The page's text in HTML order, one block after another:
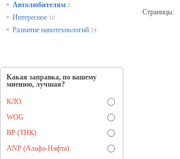
* Автолюбителям 3
* Интересное 10
* Развитие нанотехнологий 24
Какая заправка, по вашему
мнению, лучшая?
КЛО
WOG
BP (ТНК)
ANP (Альфа-Нафта)
Страницы: